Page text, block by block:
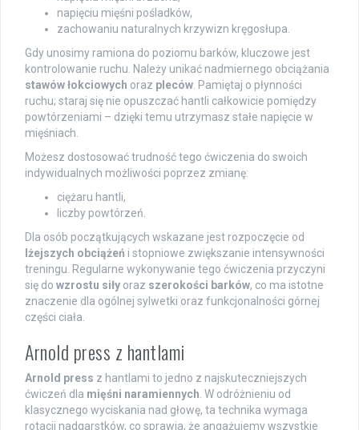
napięciu mięśni pośladków,
zachowaniu naturalnych krzywizn kręgosłupa.
Gdy unosimy ramiona do poziomu barków, kluczowe jest
kontrolowanie ruchu. Należy unikać nadmiernego obciążania
stawów łokciowych oraz pleców. Pamiętaj o płynności
ruchu; staraj się nie opuszczać hantli całkowicie pomiędzy
powtórzeniami – dzięki temu utrzymasz stałe napięcie w
mięśniach.
Możesz dostosować trudność tego ćwiczenia do swoich
indywidualnych możliwości poprzez zmianę:
ciężaru hantli,
liczby powtórzeń.
Dla osób początkujących wskazane jest rozpoczęcie od
lżejszych obciążeń i stopniowe zwiększanie intensywności
treningu. Regularne wykonywanie tego ćwiczenia przyczyni
się do wzrostu siły oraz szerokości barków, co ma istotne
znaczenie dla ogólnej sylwetki oraz funkcjonalności górnej
części ciała.
Arnold press z hantlami
Arnold press z hantlami to jedno z najskuteczniejszych
ćwiczeń dla mięśni naramiennych. W odróżnieniu od
klasycznego wyciskania nad głowę, ta technika wymaga
rotacji nadgarstków, co sprawia, że angażujemy wszystkie